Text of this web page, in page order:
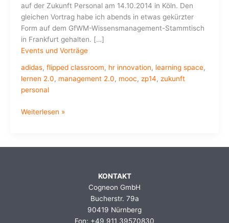
auf der Zukunft Personal am 14.10.2014 in Köln. Den
gleichen Vortrag habe ich abends in etwas gekürzter
Form auf dem GfWM-Wissensmanagement-Stammtisch
in Frankfurt gehalten. […]
Events und Vorträge
adidas, flipped classroom, hr innovation, learning space,
lernen 2.0, management 2.0, mooc, zp14, zukunft
personal
HR
Weiterlesen »
KONTAKT
Cogneon GmbH
Bucherstr. 79a
90419 Nürnberg
Fon: +49 911 39570830